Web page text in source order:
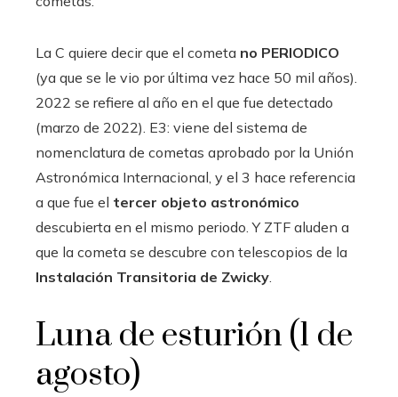
La C quiere decir que el cometa no PERIODICO
(ya que se le vio por última vez hace 50 mil años).
2022 se refiere al año en el que fue detectado
(marzo de 2022). E3: viene del sistema de
nomenclatura de cometas aprobado por la Unión
Astronómica Internacional, y el 3 hace referencia
a que fue el tercer objeto astronómico
descubierta en el mismo periodo. Y ZTF aluden a
que la cometa se descubre con telescopios de la
Instalación Transitoria de Zwicky.
Luna de esturión (1 de
agosto)